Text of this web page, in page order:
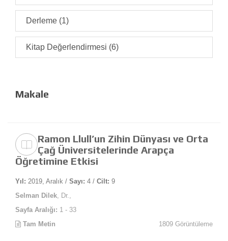
Derleme (1)
Kitap Değerlendirmesi (6)
Makale
Ramon Llull’un Zihin Dünyası ve Orta
Çağ Üniversitelerinde Arapça
Öğretimine Etkisi
Yıl: 2019, Aralık / Sayı: 4 / Cilt: 9
Selman Dilek , Dr.,
Sayfa Aralığı: 1 - 33
Tam Metin
1809 Görüntüleme